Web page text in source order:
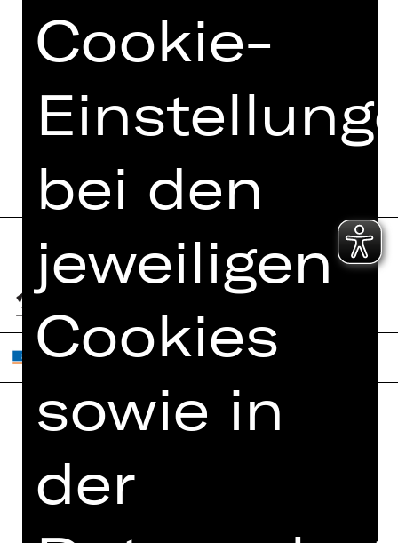
Spielplan
Künstler*innen
Cookie-
bei den
jeweiligen
Cookies
sowie in
der